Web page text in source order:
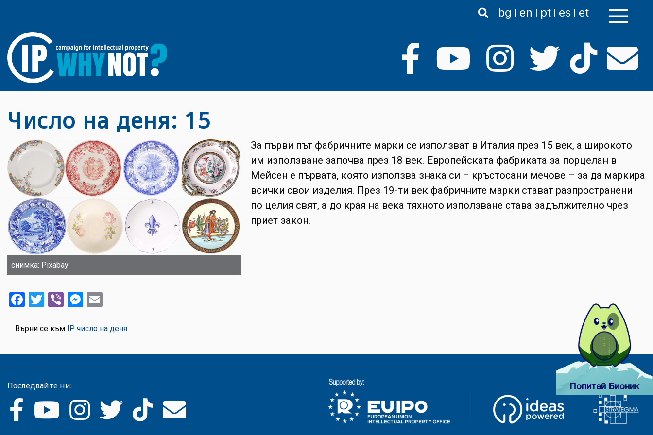
bg en pt es et
Число на деня: 15
снимка: Pixabay
За първи път фабричните марки се използват в Италия през 15 век, а широкото
им използване започва през 18 век. Европейската фабриката за порцелан в
Мейсен е първата, която използва знака си – кръстосани мечове – за да маркира
всички свои изделия. През 19-ти век фабричните марки стават разпространени
по целия свят, а до края на века тяхното използване става задължително чрез
приет закон.
Facebook
Twitter
ViberMessenger
Върни се към IP число на деня
Попитай Бионик
Последвайте ни: